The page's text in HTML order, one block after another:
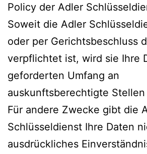
Policy der Adler
Soweit die Adler
oder per Gerichtsbeschluss
verpflichtet ist, wird sie Ihre
geforderten Umfang an
auskunftsberechtigte
Für andere Zwecke gibt die
Schlüsseldienst Ihre Daten
ausdrückliches